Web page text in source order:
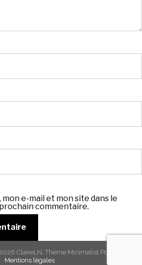
e-mail et mon site dans le
commentaire.
ClaireLN. Theme Minimalist Portfolio
Mentions légales